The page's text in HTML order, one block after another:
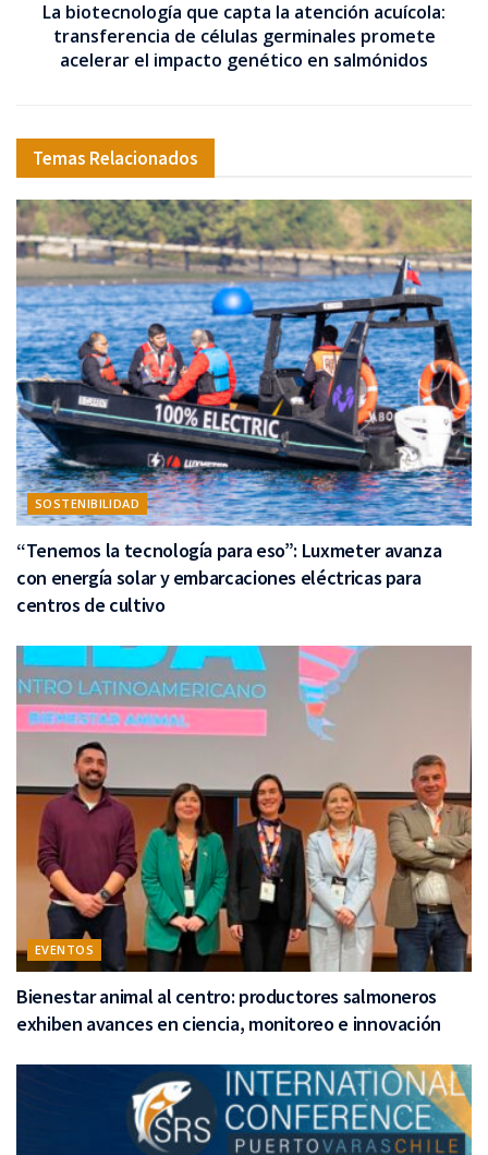
La biotecnología que capta la atención acuícola:
transferencia de células germinales promete
acelerar el impacto genético en salmónidos
Temas Relacionados
SOSTENIBILIDAD
“Tenemos la tecnología para eso”: Luxmeter avanza
con energía solar y embarcaciones eléctricas para
centros de cultivo
EVENTOS
Bienestar animal al centro: productores salmoneros
exhiben avances en ciencia, monitoreo e innovación